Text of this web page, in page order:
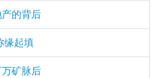
的背后
缘起填
矿脉后